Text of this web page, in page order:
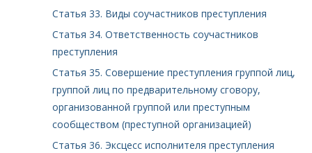
Статья 33. Виды соучастников преступления
Статья 34. Ответственность соучастников
преступления
Статья 35. Совершение преступления группой лиц,
группой лиц по предварительному сговору,
организованной группой или преступным
сообществом (преступной организацией)
Статья 36. Эксцесс исполнителя преступления